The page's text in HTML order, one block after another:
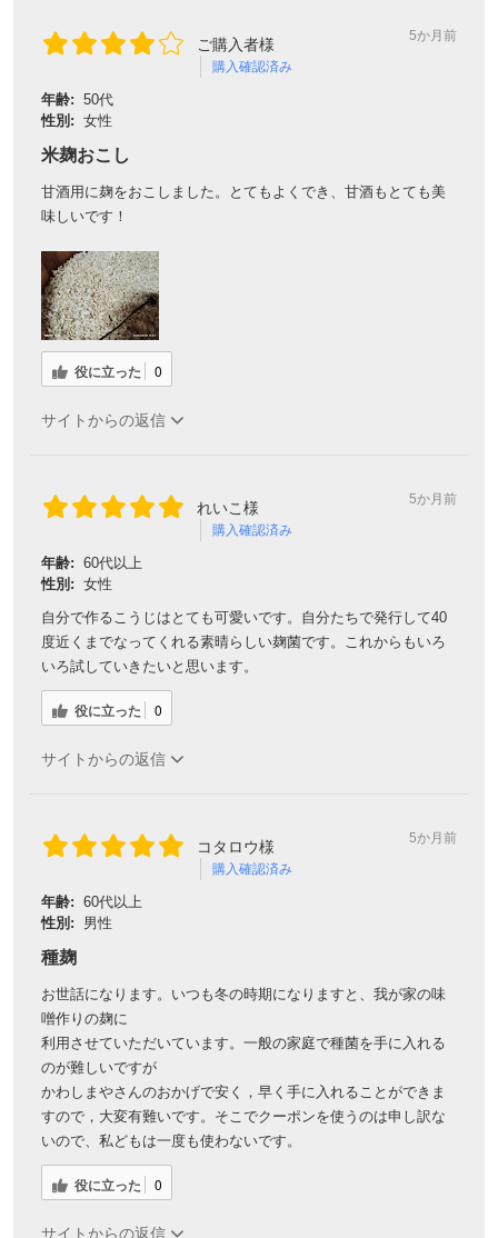
ご購入者様
購入確認済み
5か月前
年齢: 50代
性別: 女性
米麹おこし
甘酒用に麹をおこしました。とてもよくでき、甘酒もとても美
味しいです！
役に立った 0
サイトからの返信
れいこ様
購入確認済み
5か月前
年齢: 60代以上
性別: 女性
自分で作るこうじはとても可愛いです。自分たちで発行して40
度近くまでなってくれる素晴らしい麹菌です。これからもいろ
いろ試していきたいと思います。
役に立った 0
サイトからの返信
コタロウ様
購入確認済み
5か月前
年齢: 60代以上
性別:
男性
種麹
お世話になります。いつも冬の時期になりますと、我が家の味
噌作りの麹に
利用させていただいています。一般の家庭で種菌を手に入れる
のが難しいですが
かわしまやさんのおかげで安く，早く手に入れることができま
すので，大変有難いです。そこでクーポンを使うのは申し訳な
いので、私どもは一度も使わないです。
役に立った 0
サイトからの返信